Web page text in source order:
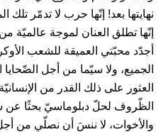
نهايتها بعد! إنّها حرب لا تدمّر
إنّها تطلق العنان لموجة عالميّة
أجدّد محبّتي العميقة للشعب
الجميع، ولا سيّما من أجل الضّحايا
العثور على ذلك القدر من
الظّروف لحلّ دبلوماسيّ بحثًا عن
والأخوات، لا ننسَ أن نصلّي من